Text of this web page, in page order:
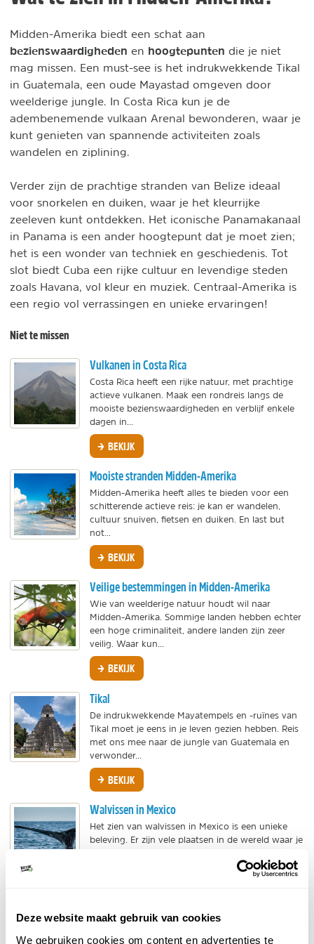
Deze website maakt gebruik van cookies
We gebruiken cookies om content en advertenties te
Midden-Amerika biedt een schat aan
bezienswaardigheden en hoogtepunten die je niet
mag missen. Een must-see is het indrukwekkende Tikal
in Guatemala, een oude Mayastad omgeven door
weelderige jungle. In Costa Rica kun je de
adembenemende vulkaan Arenal bewonderen, waar je
kunt genieten van spannende activiteiten zoals
wandelen en ziplining.
Verder zijn de prachtige stranden van Belize ideaal
voor snorkelen en duiken, waar je het kleurrijke
zeeleven kunt ontdekken. Het iconische Panamakanaal
in Panama is een ander hoogtepunt dat je moet zien;
het is een wonder van techniek en geschiedenis. Tot
slot biedt Cuba een rijke cultuur en levendige steden
zoals Havana, vol kleur en muziek. Centraal-Amerika is
een regio vol verrassingen en unieke ervaringen!
Niet te missen
Vulkanen in Costa Rica
Costa Rica heeft een rijke natuur, met prachtige
actieve vulkanen. Maak een rondreis langs de
mooiste bezienswaardigheden en verblijf enkele
dagen in...
BEKIJK
Mooiste stranden Midden-Amerika
Midden-Amerika heeft alles te bieden voor een
schitterende actieve reis: je kan er wandelen,
cultuur snuiven, fietsen en duiken. En last but
not...
BEKIJK
Veilige bestemmingen in Midden-Amerika
Wie van weelderige natuur houdt wil naar
Midden-Amerika. Sommige landen hebben echter
een hoge criminaliteit, andere landen zijn zeer
veilig. Waar kun...
BEKIJK
Tikal
De indrukwekkende Mayatempels en -ruïnes van
Tikal moet je eens in je leven gezien hebben. Reis
met ons mee naar de jungle van Guatemala en
verwonder...
BEKIJK
Walvissen in Mexico
Het zien van walvissen in Mexico is een unieke
beleving. Er zijn vele plaatsen in de wereld waar je
Landhuizen op Curaçao
Op Curaçao liggen landhuizen die gebouwd zijn